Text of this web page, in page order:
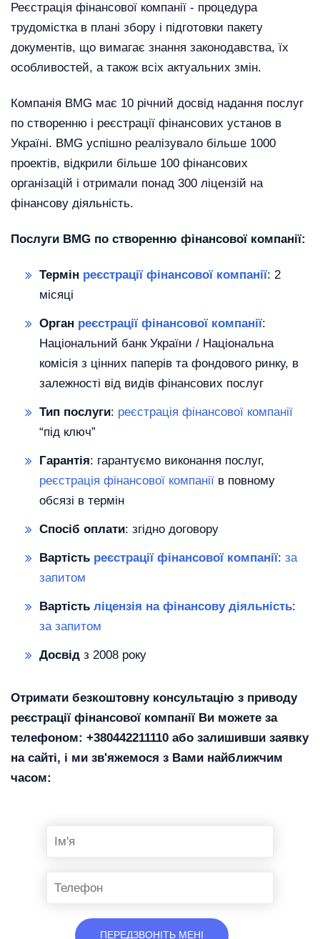
Реєстрація фінансової компанії - процедура
трудомістка в плані збору і підготовки пакету
документів, що вимагає знання законодавства, їх
особливостей, а також всіх актуальних змін.
Компанія BMG має 10 річний досвід надання послуг
по створенню і реєстрації фінансових установ в
Україні. BMG успішно реалізувало більше 1000
проектів, відкрили більше 100 фінансових
організацій і отримали понад 300 ліцензій на
фінансову діяльність.
Послуги BMG по створенню фінансової компанії:
Термін реєстрації фінансової компанії: 2
місяці
Орган реєстрації фінансової компанії:
Національний банк України / Національна
комісія з цінних паперів та фондового ринку, в
залежності від видів фінансових послуг
Тип послуги: реєстрація фінансової компанії
“під ключ”
Гарантія: гарантуємо виконання послуг,
реєстрація фінансової компанії в повному
обсязі в термін
Спосіб оплати: згідно договору
Вартість реєстрації фінансової компанії: за
запитом
Вартість ліцензія на фінансову діяльність:
за запитом
Досвід з 2008 року
Отримати безкоштовну консультацію з приводу
реєстрації фінансової компанії Ви можете за
телефоном: +380442211110 або залишивши заявку
на сайті, і ми зв'яжемося з Вами найближчим
часом: